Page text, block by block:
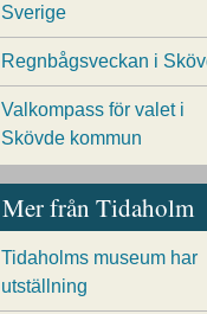
Sverige
Regnbågsveckan i
Valkompass för valet i
Skövde kommun
Mer från Tidaholm
Tidaholms museum har
utställning